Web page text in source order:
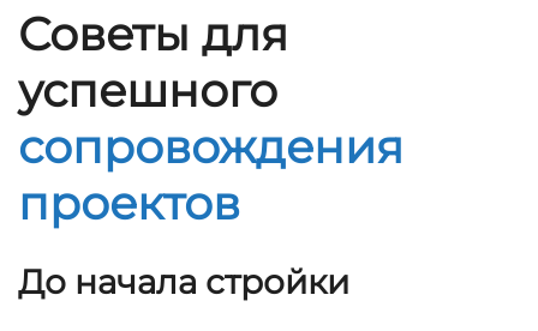
Советы для
успешного
сопровождения
проектов
До начала стройки